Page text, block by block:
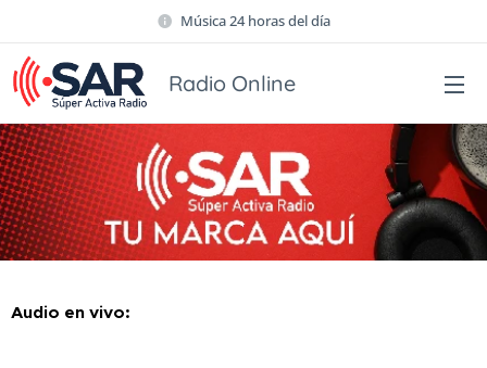
Música 24 horas del día
Radio Online
Audio en vivo: